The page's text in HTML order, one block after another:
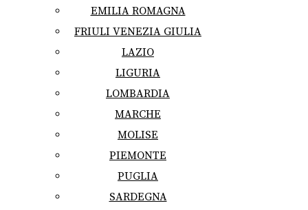
EMILIA ROMAGNA
FRIULI VENEZIA GIULIA
LAZIO
LIGURIA
LOMBARDIA
MARCHE
MOLISE
PIEMONTE
PUGLIA
SARDEGNA